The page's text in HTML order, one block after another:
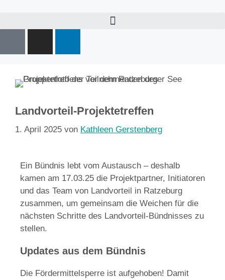
Landvorteil-Projektetreffen
1. April 2025 von Kathleen Gerstenberg
Ein Bündnis lebt vom Austausch – deshalb
kamen am 17.03.25 die Projektpartner, Initiatoren
und das Team von Landvorteil in Ratzeburg
zusammen, um gemeinsam die Weichen für die
nächsten Schritte des Landvorteil-Bündnisses zu
stellen.
Updates aus dem Bündnis
Die Fördermittelsperre ist aufgehoben! Damit